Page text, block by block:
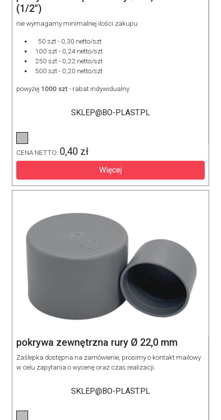
(1/2")
nie wymagamy minimalnej ilości zakupu
50 szt - 0,30 netto/szt
100 szt - 0,24 netto/szt
250 szt - 0,22 netto/szt
500 szt - 0,20 netto/szt
powyżej 1000 szt- rabat indywidualny
SKLEP@BO-PLAST.PL
CENA NETTO: 0,40 zł
Więcej
pokrywa zewnętrzna rury Ø 22,0 mm
Zaślepka dostępna na zamówienie, prosimy o kontakt mailowy
w celu zapytania o wycenę oraz czas realizacji.
SKLEP@BO-PLAST.PL